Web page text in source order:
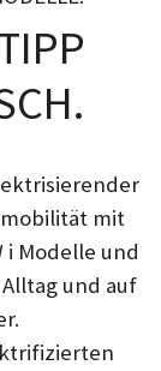
mit
i Modelle und
und auf